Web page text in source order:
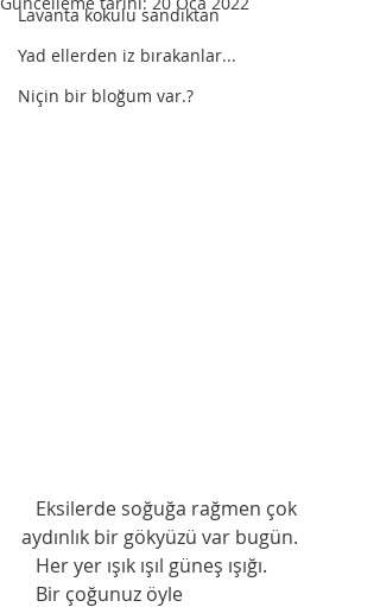
Lavanta kokulu sandıktan
Yad ellerden iz bırakanlar...
Niçin bir bloğum var.?
aydınlık bir gökyüzü var bugün.
   Her yer ışık ışıl güneş ışığı.